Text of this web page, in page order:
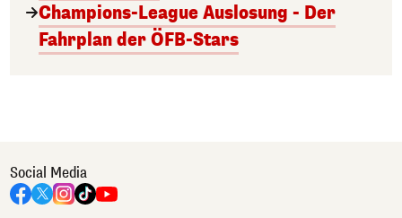
Champions-League Auslosung - Der
Fahrplan der ÖFB-Stars
Social Media